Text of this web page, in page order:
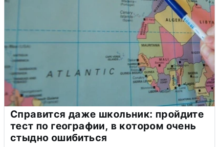
Справится даже школьник: пройдите
тест по географии, в котором очень
стыдно ошибиться